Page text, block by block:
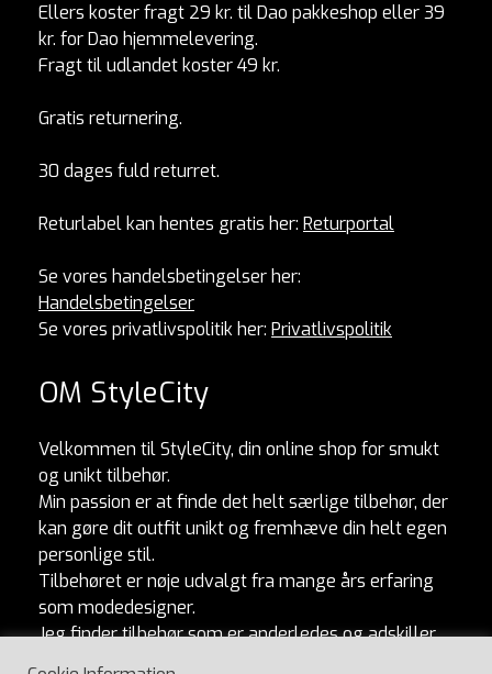
Ellers koster fragt 29 kr. til Dao pakkeshop eller 39
kr. for Dao hjemmelevering.
Fragt til udlandet koster 49 kr.
Gratis returnering.
30 dages fuld returret.
Returlabel kan hentes gratis her: Returportal
Se vores handelsbetingelser her:
Handelsbetingelser
Se vores privatlivspolitik her: Privatlivspolitik
OM StyleCity
Velkommen til StyleCity, din online shop for smukt
og unikt tilbehør.
Min passion er at finde det helt særlige tilbehør, der
kan gøre dit outfit unikt og fremhæve din helt egen
personlige stil.
Tilbehøret er nøje udvalgt fra mange års erfaring
som modedesigner.
Jeg finder tilbehør som er anderledes og adskiller
sig fra mængden. Og som naturligvis er lavet af